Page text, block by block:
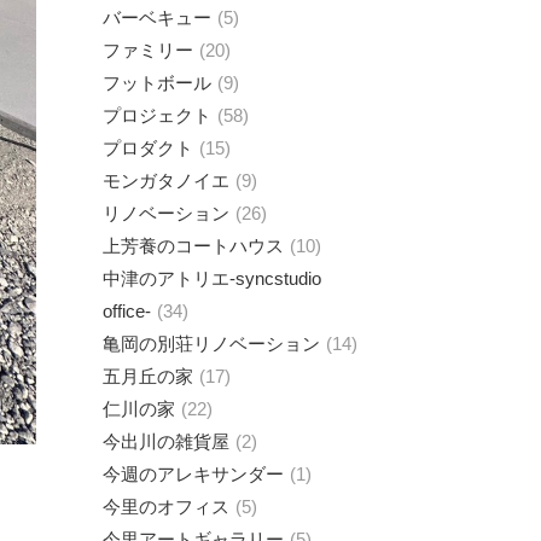
バーベキュー
5
ファミリー
20
フットボール
9
プロジェクト
58
プロダクト
15
モンガタノイエ
9
リノベーション
26
上芳養のコートハウス
10
中津のアトリエ-syncstudio
office- 34
亀岡の別荘リノベーション
14
五月丘の家
17
仁川の家
22
今出川の雑貨屋
2
今週のアレキサンダー
1
今里のオフィス
5